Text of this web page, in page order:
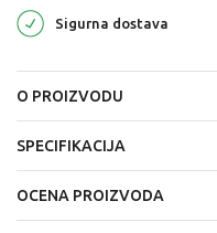
Sigurna dostava
O PROIZVODU
SPECIFIKACIJA
OCENA PROIZVODA